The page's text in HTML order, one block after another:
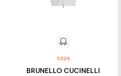
SS26
BRUNELLO CUCINELLI